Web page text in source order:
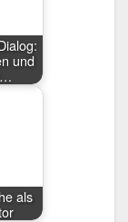
und
als